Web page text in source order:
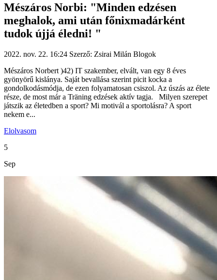
Mészáros Norbi: "Minden edzésen
meghalok, ami után főnixmadárként
tudok újjá éledni! "
2022. nov. 22. 16:24 Szerző: Zsirai Milán Blogok
Mészáros Norbert )42) IT szakember, elvált, van egy 8 éves
gyönyörű kislánya. Saját bevallása szerint picit kocka a
gondolkodásmódja, de ezen folyamatosan csiszol. Az úszás az élete
része, de most már a Träning edzések aktív tagja. Milyen szerepet
játszik az életedben a sport? Mi motivál a sportolásra? A sport
nekem e...
Elolvasom
5
Sep